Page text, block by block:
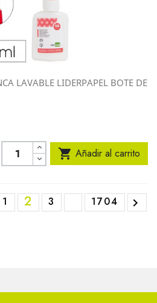
LAVABLE LIDERPAPEL BOTE DE
 Añadir al carrito
1 2 3 1704 